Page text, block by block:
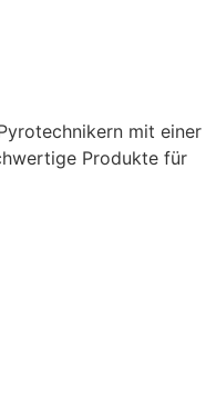
mit einer
Produkte für